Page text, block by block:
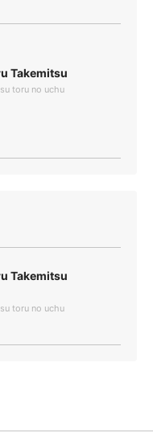
Takemitsu
toru no uchu
Takemitsu
toru no uchu